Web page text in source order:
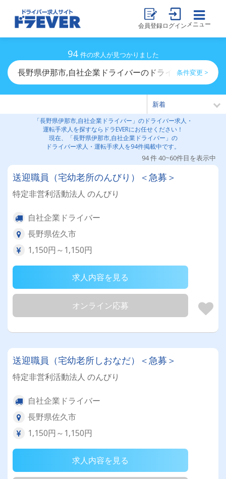
会員登録ログイン メニュー
94 件の求人が見つかりました
長野県伊那市,自社企業ドライバーのドライバー求人・運
条件変更 >
「長野県伊那市,自社企業ドライバー」のドライバー求人・
運転手求人を探すならドラEVERにお任せください！
現在、「長野県伊那市,自社企業ドライバー」の
ドライバー求人・運転手求人を94件掲載中です。
94 件 40~60件目を表示中
送迎職員（宅幼老所のんびり）＜急募＞
特定非営利活動法人 のんびり
自社企業ドライバー
長野県佐久市
1,150円～1,150円
求人内容を見る
オンライン応募
送迎職員（宅幼老所しおなだ）＜急募＞
特定非営利活動法人 のんびり
自社企業ドライバー
長野県佐久市
1,150円～1,150円
求人内容を見る